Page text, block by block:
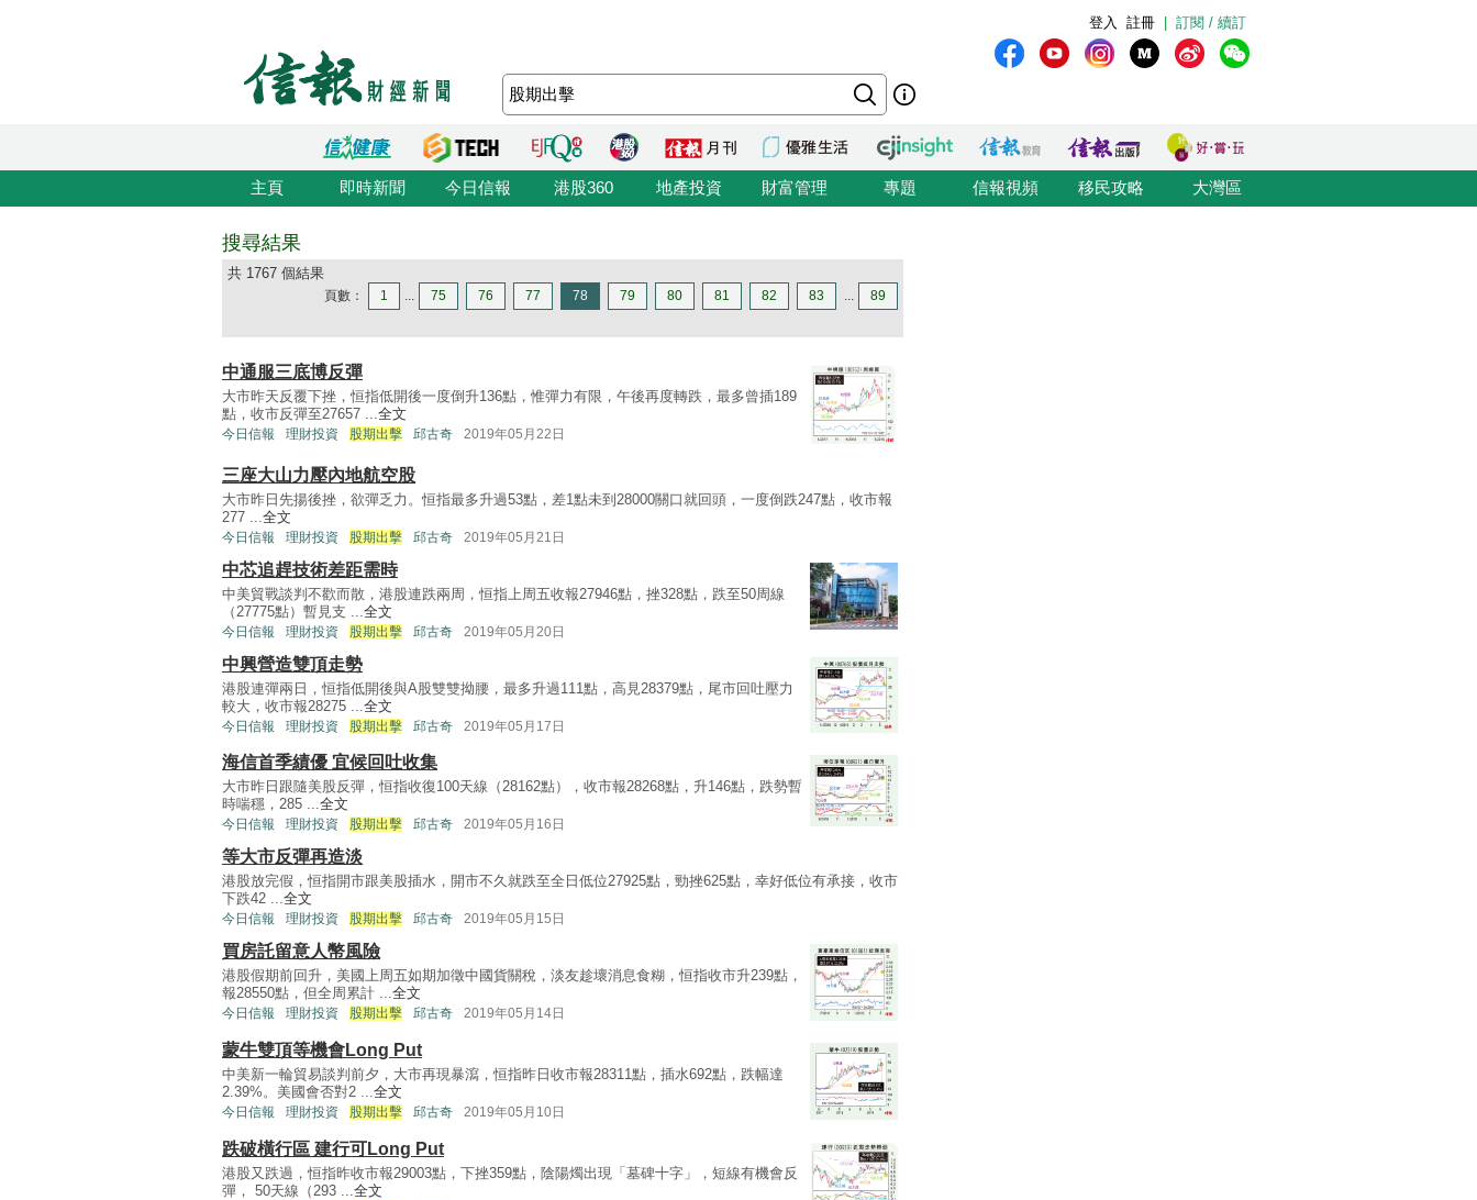
訂閱 / 續訂
註冊
登入
主頁 即時新聞 今日信報 港股360 地產投資 財富管理 專題 信報視頻 移民攻略 大灣區
搜尋結果
共 1767 個結果
頁數： 1 ... 75 76 77 78 79 80 81 82 83 ... 89
中通服三底博反彈
大市昨天反覆下挫，恒指低開後一度倒升136點，惟彈力有限，午後再度轉跌，最多曾插189
點，收市反彈至27657 ...全文
今日信報 理財投資 股期出擊 邱古奇 2019年05月22日
三座大山力壓內地航空股
大市昨日先揚後挫，欲彈乏力。恒指最多升過53點，差1點未到28000關口就回頭，一度倒跌247點，收市報
277 ... 全文
今日信報 理財投資 股期出擊 邱古奇 2019年05月21日
中芯追趕技術差距需時
中美貿戰談判不歡而散，港股連跌兩周，恒指上周五收報27946點，挫328點，跌至50周線
（27775點）暫見支 ... 全文
今日信報 理財投資 股期出擊 邱古奇 2019年05月20日
中興營造雙頂走勢
港股連彈兩日，恒指低開後與A股雙雙拗腰，最多升過111點，高見28379點，尾市回吐壓力
較大，收市報28275 ... 全文
今日信報 理財投資 股期出擊 邱古奇 2019年05月17日
海信首季績優 宜候回吐收集
大市昨日跟隨美股反彈，恒指收復100天線（28162點），收市報28268點，升146點，跌勢暫
時喘穩，285 ...全文
今日信報 理財投資 股期出擊 邱古奇 2019年05月16日
等大市反彈再造淡
港股放完假，恒指開市跟美股插水，開市不久就跌至全日低位27925點，勁挫625點，幸好低位有承接，收市
下跌42 ...全文
今日信報 理財投資 股期出擊 邱古奇 2019年05月15日
買房託留意人幣風險
港股假期前回升，美國上周五如期加徵中國貨關稅，淡友趁壞消息食糊，恒指收市升239點，
報28550點，但全周累計 ...全文
今日信報 理財投資 股期出擊 邱古奇 2019年05月14日
蒙牛雙頂等機會Long Put
中美新一輪貿易談判前夕，大市再現暴瀉，恒指昨日收市報28311點，插水692點，跌幅達
2.39%。美國會否對2 ...全文
今日信報 理財投資 股期出擊 邱古奇 2019年05月10日
跌破橫行區 建行可Long Put
港股又跌過，恒指昨收市報29003點，下挫359點，陰陽燭出現「墓碑十字」，短線有機會反
彈， 50天線（293 ... 全文